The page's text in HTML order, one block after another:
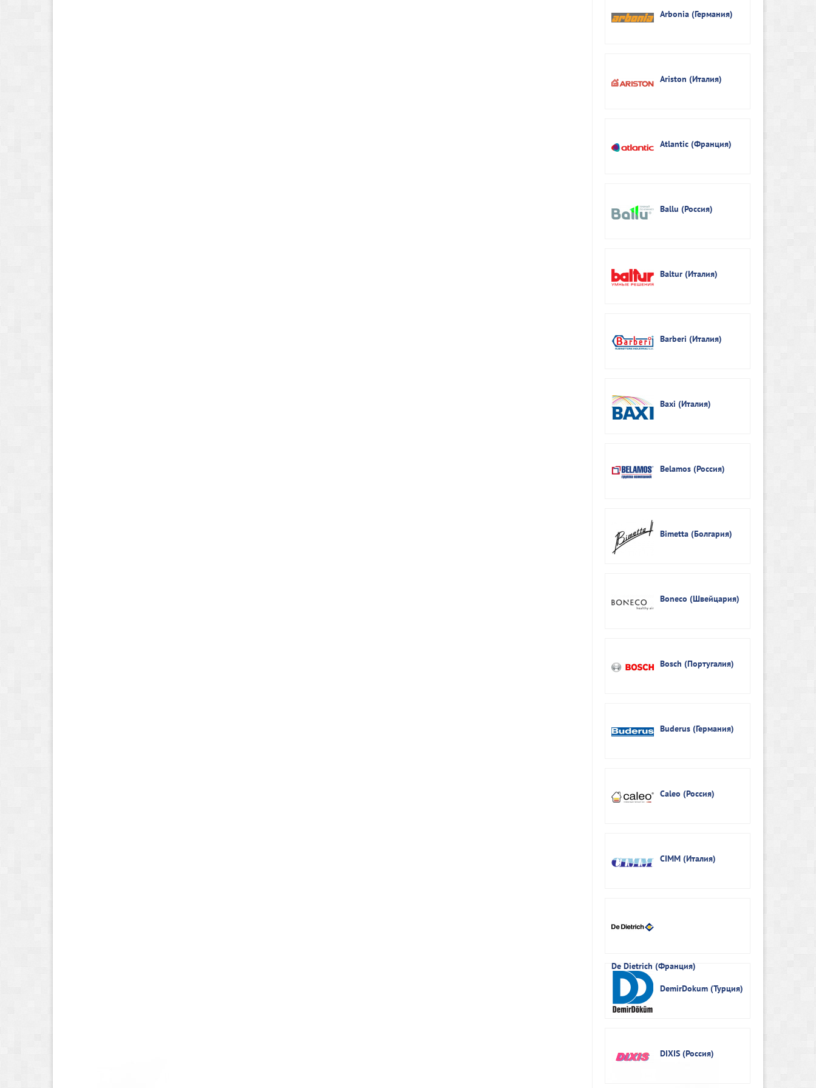
Arbonia (Германия)
Ariston (Италия)
Atlantic (Франция)
Ballu (Россия)
Baltur (Италия)
Barberi (Италия)
Baxi (Италия)
Belamos (Россия)
Bimetta (Болгария)
Boneco (Швейцария)
Bosch (Португалия)
Buderus (Германия)
Caleo (Россия)
CIMM (Италия)
De Dietrich (Франция)
DemirDokum (Турция)
DIXIS (Россия)